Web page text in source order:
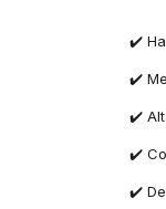
✔️
✔️
✔️
✔️
✔️